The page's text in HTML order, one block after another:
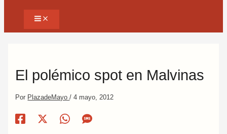
El polémico spot en Malvinas
Por PlazadeMayo/4 mayo, 2012